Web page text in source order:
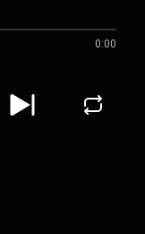
0:00